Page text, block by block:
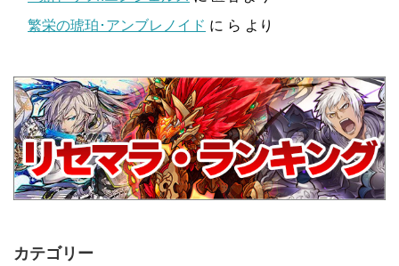
繁栄の琥珀･アンブレノイド に ら より
カテゴリー